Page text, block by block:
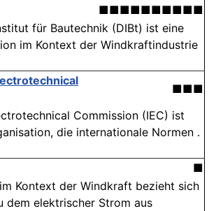
■■■■■■■■■■
für Bautechnik (DIBt) ist eine
im Kontext der Windkraftindustrie
■■■
Commission (IEC) ist
die internationale Normen .
■
Kontext der Windkraft bezieht sich
dem elektrischer Strom aus